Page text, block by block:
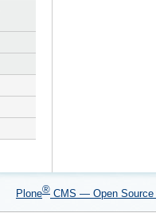
Plone® CMS — Open Source